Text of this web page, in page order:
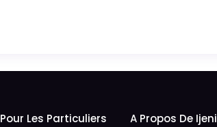
Pour Les Particuliers
A Propos De Ijeni